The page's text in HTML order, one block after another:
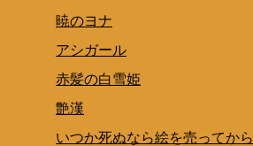
暁のヨナ
アシガール
赤髪の白雪姫
艶漢
いつか死ぬなら絵を売ってから